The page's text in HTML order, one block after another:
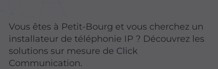
Vous êtes à Petit-Bourg et vous cherchez un
installateur de téléphonie IP ? Découvrez les
solutions sur mesure de Click
Communication.